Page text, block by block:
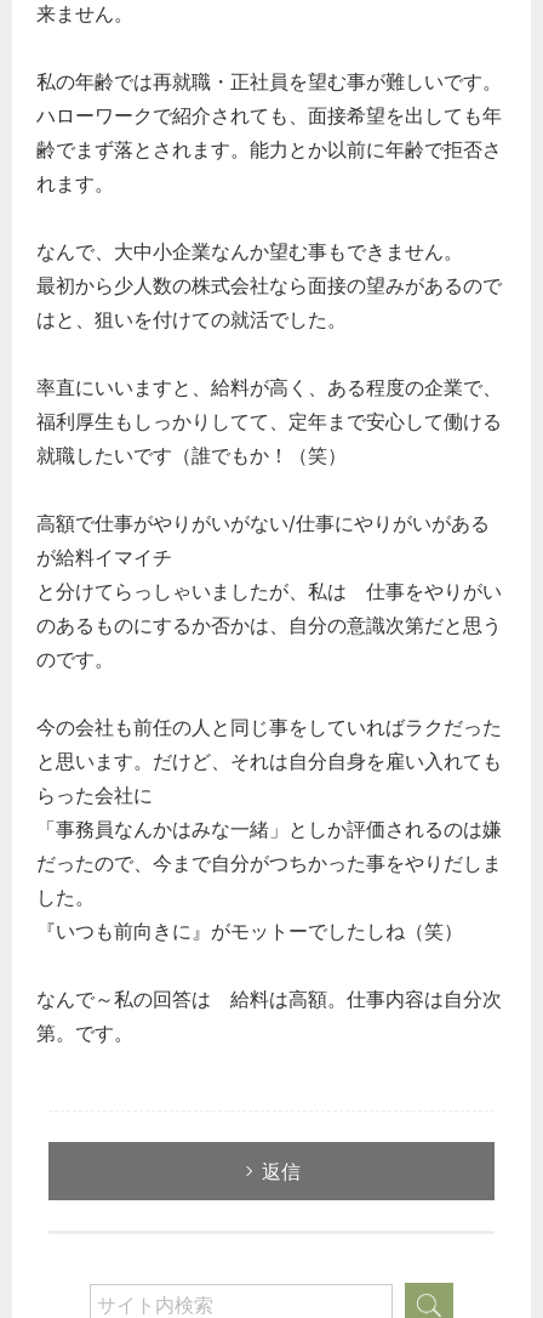
来ません。
私の年齢では再就職・正社員を望む事が難しいです。
ハローワークで紹介されても、面接希望を出しても年
齢でまず落とされます。能力とか以前に年齢で拒否さ
れます。
なんで、大中小企業なんか望む事もできません。
最初から少人数の株式会社なら面接の望みがあるので
はと、狙いを付けての就活でした。
率直にいいますと、給料が高く、ある程度の企業で、
福利厚生もしっかりしてて、定年まで安心して働ける
就職したいです（誰でもか！（笑）
高額で仕事がやりがいがない/仕事にやりがいがある
が給料イマイチ
と分けてらっしゃいましたが、私は 仕事をやりがい
のあるものにするか否かは、自分の意識次第だと思う
のです。
今の会社も前任の人と同じ事をしていればラクだった
と思います。だけど、それは自分自身を雇い入れても
らった会社に
「事務員なんかはみな一緒」としか評価されるのは嫌
だったので、今まで自分がつちかった事をやりだしま
した。
『いつも前向きに』がモットーでしたしね（笑）
なんで～私の回答は 給料は高額。仕事内容は自分次
第。です。
返信